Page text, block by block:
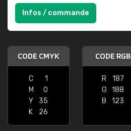
Infos / commande
CODE CMYK
C
1
M
0
Y
35
K
26
CODE RGB
R
187
G
188
B
123